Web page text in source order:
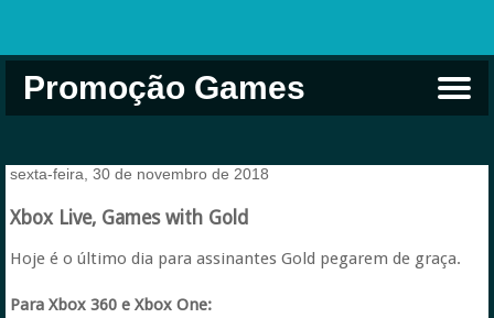
Promoção Games
sexta-feira, 30 de novembro de 2018
Xbox Live, Games with Gold
Hoje é o último dia para assinantes Gold pegarem de graça.
Para Xbox 360 e Xbox One: